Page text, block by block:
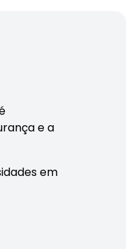
e a
em